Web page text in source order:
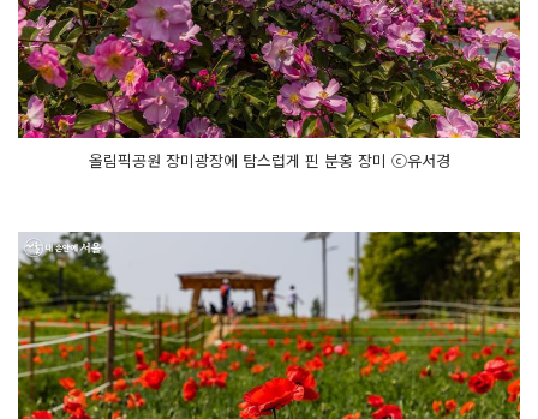
올림픽공원 장미광장에 탐스럽게 핀 분홍 장미 ⓒ유서경